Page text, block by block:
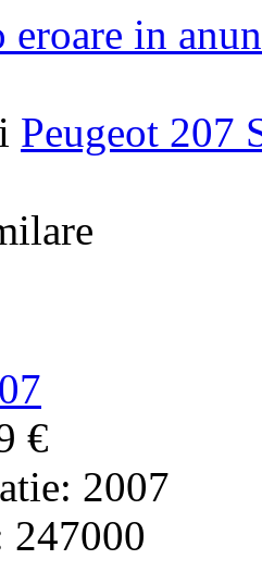
eroare in
Peugeot 207
€
2007